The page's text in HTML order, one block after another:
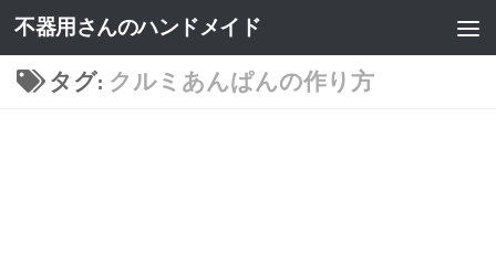
不器用さんのハンドメイド
タグ: クルミあんぱんの作り方